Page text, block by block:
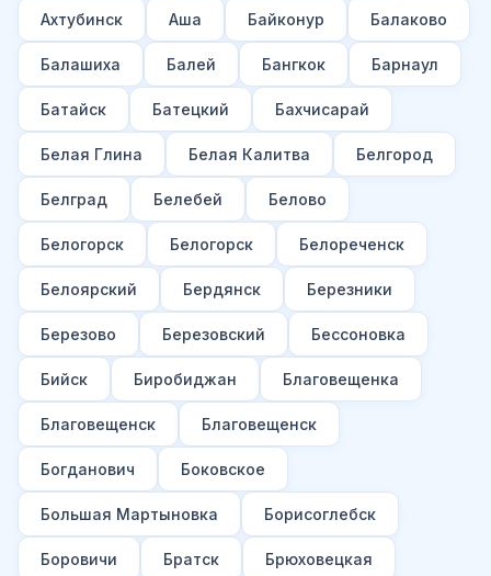
Ахтубинск Аша Байконур Балаково
Балашиха Балей Бангкок Барнаул
Батайск Батецкий Бахчисарай
Белая Глина Белая Калитва Белгород
Белград Белебей Белово
Белогорск Белогорск Белореченск
Белоярский Бердянск Березники
Березово Березовский Бессоновка
Бийск Биробиджан Благовещенка
Благовещенск Благовещенск
Богданович Боковское
Большая Мартыновка Борисоглебск
Боровичи Братск Брюховецкая